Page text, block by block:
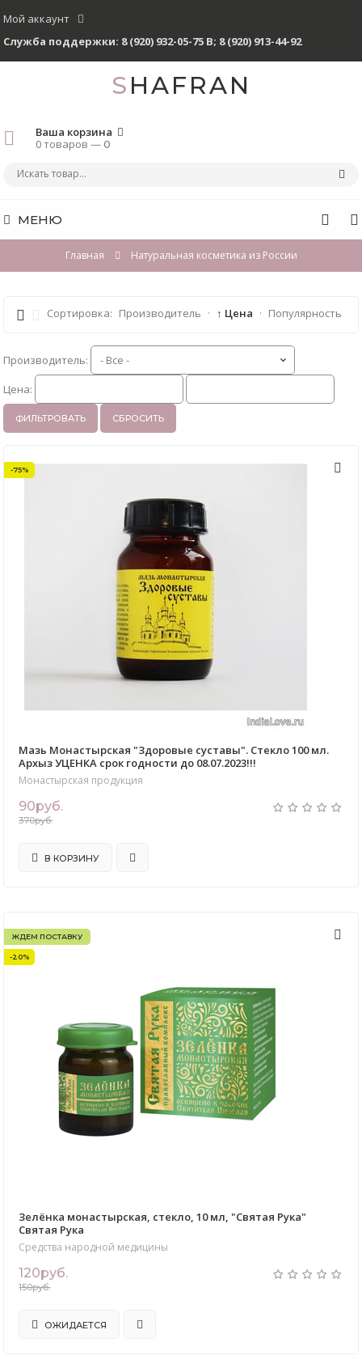
Мой аккаунт
Служба поддержки: 8 (920) 932-05-75 В; 8 (920) 913-44-92
SHAFRAN
Ваша корзина
0 товаров —0
МЕНЮ
Главная Натуральная косметика из России
Сортировка: Производитель · ↑ Цена · Популярность
Производитель:
Цена:
ФИЛЬТРОВАТЬ СБРОСИТЬ
-75%
Мазь Монастырская "Здоровые суставы". Стекло 100 мл.
Архыз УЦЕНКА срок годности до 08.07.2023!!!
Монастырская продукция
90руб.
370руб.
В КОРЗИНУ
ЖДЕМ ПОСТАВКУ
-20%
Зелёнка монастырская, стекло, 10 мл, "Святая Рука"
Святая Рука
Средства народной медицины
120руб.
150руб.
ОЖИДАЕТСЯ